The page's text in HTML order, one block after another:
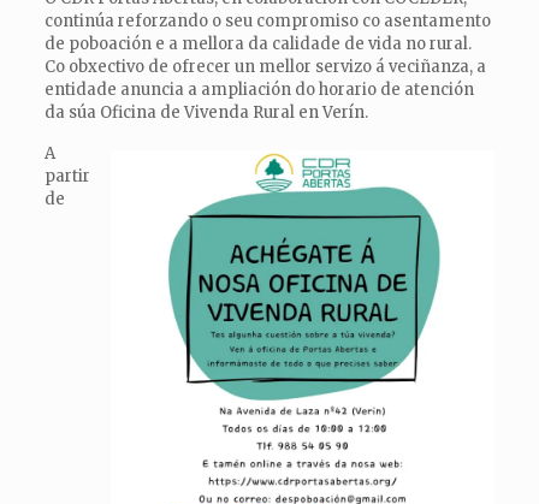
continúa reforzando o seu compromiso co asentamento
de poboación e a mellora da calidade de vida no rural.
Co obxectivo de ofrecer un mellor servizo á veciñanza, a
entidade anuncia a ampliación do horario de atención
da súa Oficina de Vivenda Rural en Verín.
A
partir
de